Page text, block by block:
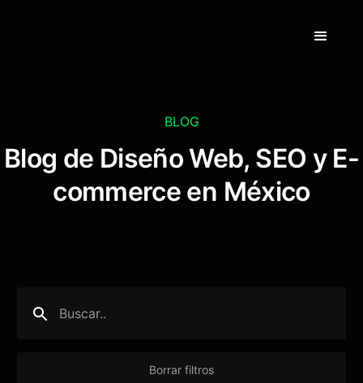
BLOG
Blog de Diseño Web, SEO y E-
commerce en México
Borrar filtros